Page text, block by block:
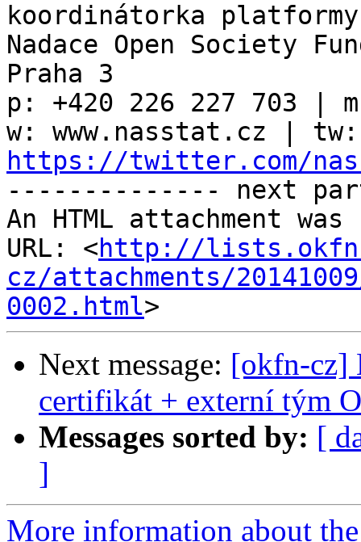
koordinátorka
Nadace Open Society
Praha 3
p: +420 226 227 703 |
https://twitter.com/
-------------- next
An HTML attachment
URL: <http://
cz/attachments/
0002.html
Next message: [okfn-cz]
certifikát + externí tým
Messages sorted by: [
]
More information about